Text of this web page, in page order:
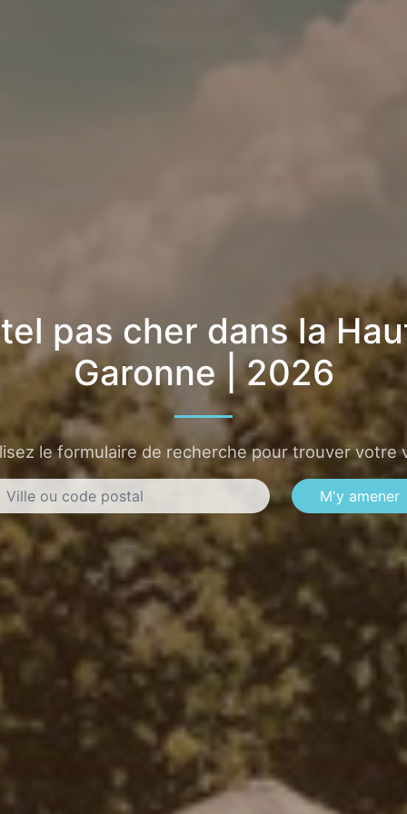
pas cher dans la
Garonne | 2026
le formulaire de recherche pour trouver votre
M'y amener